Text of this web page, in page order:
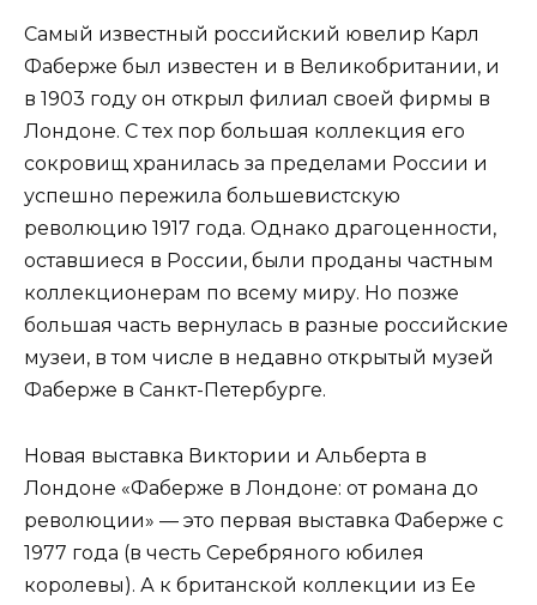
Самый известный российский ювелир Карл
Фаберже был известен и в Великобритании, и
в 1903 году он открыл филиал своей фирмы в
Лондоне. С тех пор большая коллекция его
сокровищ хранилась за пределами России и
успешно пережила большевистскую
революцию 1917 года. Однако драгоценности,
оставшиеся в России, были проданы частным
коллекционерам по всему миру. Но позже
большая часть вернулась в разные российские
музеи, в том числе в недавно открытый музей
Фаберже в Санкт-Петербурге.
Новая выставка Виктории и Альберта в
Лондоне «Фаберже в Лондоне: от романа до
революции» — это первая выставка Фаберже с
1977 года (в честь Серебряного юбилея
королевы). А к британской коллекции из Ее